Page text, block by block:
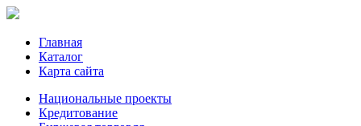
Главная
Каталог
Карта сайта
Национальные проекты
Кредитование